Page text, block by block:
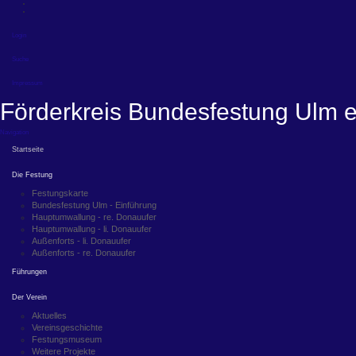
Login
Suche
Impressum
Förderkreis Bundesfestung Ulm
Navigation
Startseite
Die Festung
Festungskarte
Bundesfestung Ulm - Einführung
Hauptumwallung - re. Donauufer
Hauptumwallung - li. Donauufer
Außenforts - li. Donauufer
Außenforts - re. Donauufer
Führungen
Der Verein
Aktuelles
Vereinsgeschichte
Festungsmuseum
Weitere Projekte